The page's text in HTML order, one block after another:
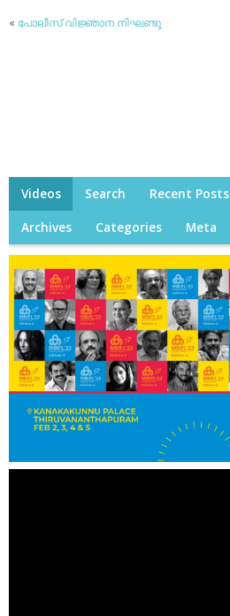
« പോലീസ് വിജ്ഞാന നിഘണ്ടു
Videos Search Recent Posts
Archives Categories Meta